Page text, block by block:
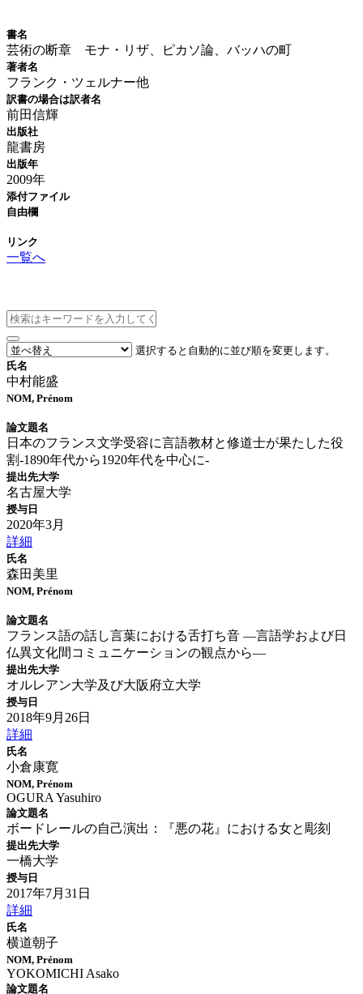
書名
芸術の断章 モナ・リザ、ピカソ論、バッハの町
著者名
フランク・ツェルナー他
訳書の場合は訳者名
前田信輝
出版社
龍書房
出版年
2009年
添付ファイル
自由欄
リンク
一覧へ
選択すると自動的に並び順を変更します。
氏名
中村能盛
NOM, Prénom
論文題名
日本のフランス文学受容に言語教材と修道士が果たした役
割-1890年代から1920年代を中心に-
提出先大学
名古屋大学
授与日
2020年3月
詳細
氏名
森田美里
NOM, Prénom
論文題名
フランス語の話し言葉における舌打ち音 ―言語学および日
仏異文化間コミュニケーションの観点から―
提出先大学
オルレアン大学及び大阪府立大学
授与日
2018年9月26日
詳細
氏名
小倉康寛
NOM, Prénom
OGURA Yasuhiro
論文題名
ボードレールの自己演出：『悪の花』における女と彫刻
提出先大学
一橋大学
授与日
2017年7月31日
詳細
氏名
横道朝子
NOM, Prénom
YOKOMICHI Asako
論文題名